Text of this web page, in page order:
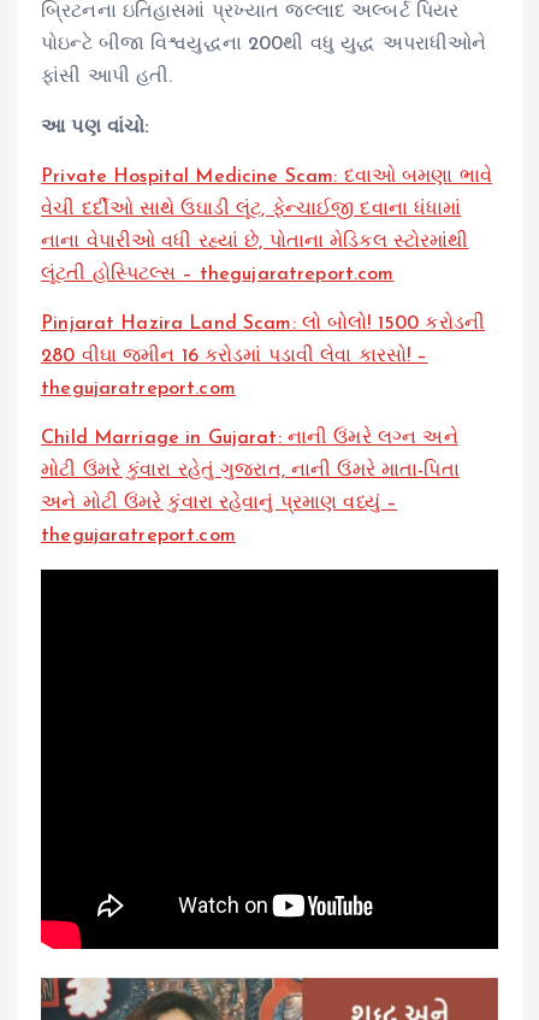
બ્રિટનના ઇતિહાસમાં પ્રખ્યાત જલ્લાદ અલ્બર્ટ પિયર
પોઇન્ટે બીજા વિશ્વયુદ્ધના 200થી વધુ યુદ્ધ અપરાધીઓને
ફાંસી આપી હતી.
આ પણ વાંચો:
Private Hospital Medicine Scam: દવાઓ બમણા ભાવે
વેચી દર્દીઓ સાથે ઉઘાડી લૂંટ, ફેન્ચાઈજી દવાના ધંધામાં
નાના વેપારીઓ વધી રહ્યાં છે, પોતાના મેડિકલ સ્ટોરમાંથી
લૂંટતી હોસ્પિટલ્સ – thegujaratreport.com
Pinjarat Hazira Land Scam: લો બોલો! 1500 કરોડની
280 વીઘા જમીન 16 કરોડમાં પડાવી લેવા કારસો! –
thegujaratreport.com
Child Marriage in Gujarat: નાની ઉંમરે લગ્ન અને
મોટી ઉંમરે કુંવારા રહેતું ગુજરાત, નાની ઉંમરે માતા-પિતા
અને મોટી ઉંમરે કુંવારા રહેવાનું પ્રમાણ વધ્યું –
thegujaratreport.com